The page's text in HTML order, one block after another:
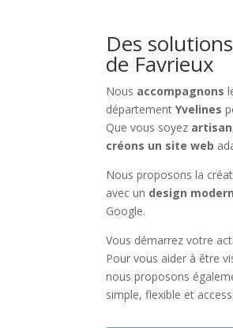
Des
de Favrieux
Nous accompagnons
département Yvelines
Que vous soyez artisan
créons un site web
Nous proposons la
avec un design
Google.
Vous démarrez votre
Pour vous aider à être
nous proposons
simple, flexible et